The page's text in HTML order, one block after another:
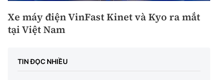
Xe máy điện VinFast Kinet và Kyo ra mắt
tại Việt Nam
TIN ĐỌC NHIỀU